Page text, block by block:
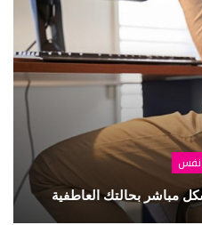
نفس